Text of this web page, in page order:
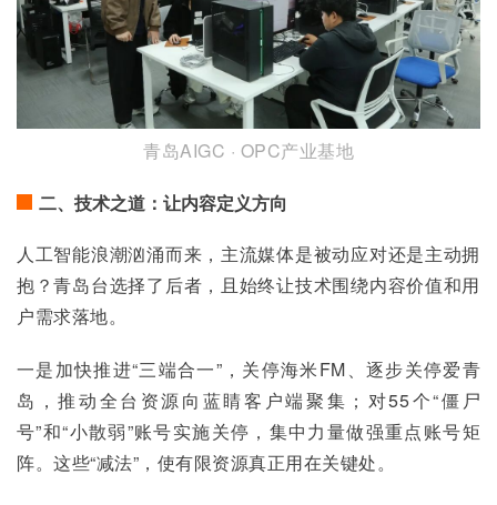
青岛AIGC · OPC产业基地
二、技术之道：让内容定义方向
人工智能浪潮汹涌而来，主流媒体是被动应对还是主动拥
抱？青岛台选择了后者，且始终让技术围绕内容价值和用
户需求落地。
一是加快推进“三端合一”，关停海米FM、逐步关停爱青
岛，推动全台资源向蓝睛客户端聚集；对55个“僵尸
号”和“小散弱”账号实施关停，集中力量做强重点账号矩
阵。这些“减法”，使有限资源真正用在关键处。